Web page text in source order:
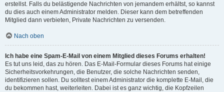
erstellst. Falls du belästigende Nachrichten von jemandem erhältst, so kannst
du dies auch einem Administrator melden. Dieser kann dem betreffenden
Mitglied dann verbieten, Private Nachrichten zu versenden.
Nach oben
Ich habe eine Spam-E-Mail von einem Mitglied dieses Forums erhalten!
Es tut uns leid, das zu hören. Das E-Mail-Formular dieses Forums hat einige
Sicherheitsvorkehrungen, die Benutzer, die solche Nachrichten senden,
identifizieren sollen. Du solltest einem Administrator die komplette E-Mail, die
du bekommen hast, weiterleiten. Dabei ist es ganz wichtig, die Kopfzeilen